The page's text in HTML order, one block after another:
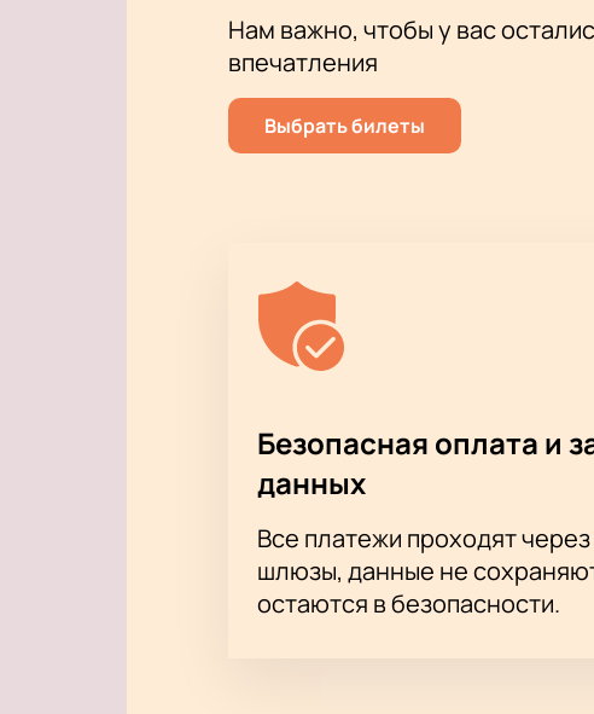
Нам важно, чтобы у вас
впечатления
Выбрать билеты
Безопасная оплата и
данных
Все платежи проходят
шлюзы, данные не
остаются в безопасности.